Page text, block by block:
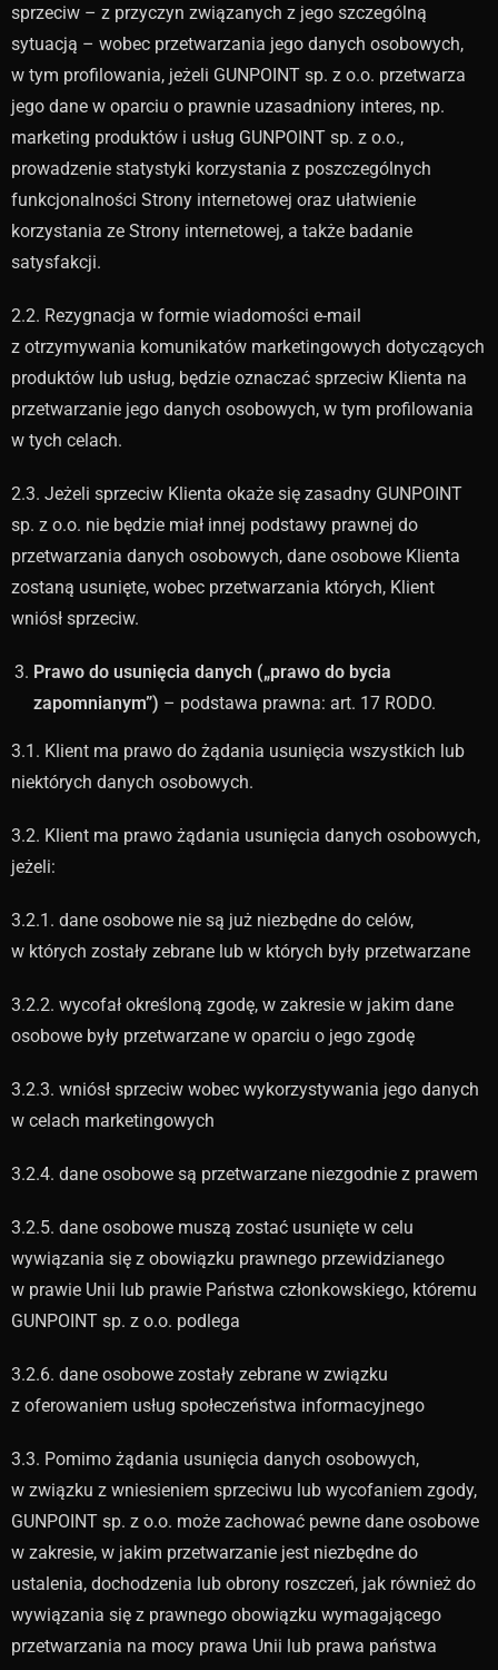
sprzeciw – z przyczyn związanych z jego szczególną
sytuacją – wobec przetwarzania jego danych osobowych,
w tym profilowania, jeżeli GUNPOINT sp. z o.o. przetwarza
jego dane w oparciu o prawnie uzasadniony interes, np.
marketing produktów i usług GUNPOINT sp. z o.o.,
prowadzenie statystyki korzystania z poszczególnych
funkcjonalności Strony internetowej oraz ułatwienie
korzystania ze Strony internetowej, a także badanie
satysfakcji.
2.2. Rezygnacja w formie wiadomości e-mail
z otrzymywania komunikatów marketingowych dotyczących
produktów lub usług, będzie oznaczać sprzeciw Klienta na
przetwarzanie jego danych osobowych, w tym profilowania
w tych celach.
2.3. Jeżeli sprzeciw Klienta okaże się zasadny GUNPOINT
sp. z o.o. nie będzie miał innej podstawy prawnej do
przetwarzania danych osobowych, dane osobowe Klienta
zostaną usunięte, wobec przetwarzania których, Klient
wniósł sprzeciw.
Prawo do usunięcia danych („prawo do bycia
zapomnianym”) – podstawa prawna: art. 17 RODO.
3.1. Klient ma prawo do żądania usunięcia wszystkich lub
niektórych danych osobowych.
3.2. Klient ma prawo żądania usunięcia danych osobowych,
jeżeli:
3.2.1. dane osobowe nie są już niezbędne do celów,
w których zostały zebrane lub w których były przetwarzane
3.2.2. wycofał określoną zgodę, w zakresie w jakim dane
osobowe były przetwarzane w oparciu o jego zgodę
3.2.3. wniósł sprzeciw wobec wykorzystywania jego danych
w celach marketingowych
3.2.4. dane osobowe są przetwarzane niezgodnie z prawem
3.2.5. dane osobowe muszą zostać usunięte w celu
wywiązania się z obowiązku prawnego przewidzianego
w prawie Unii lub prawie Państwa członkowskiego, któremu
GUNPOINT sp. z o.o. podlega
3.2.6. dane osobowe zostały zebrane w związku
z oferowaniem usług społeczeństwa informacyjnego
3.3. Pomimo żądania usunięcia danych osobowych,
w związku z wniesieniem sprzeciwu lub wycofaniem zgody,
GUNPOINT sp. z o.o. może zachować pewne dane osobowe
w zakresie, w jakim przetwarzanie jest niezbędne do
ustalenia, dochodzenia lub obrony roszczeń, jak również do
wywiązania się z prawnego obowiązku wymagającego
przetwarzania na mocy prawa Unii lub prawa państwa